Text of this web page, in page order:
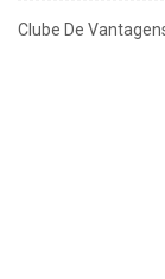
Clube De